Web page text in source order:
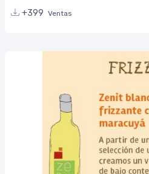
+399 Ventas